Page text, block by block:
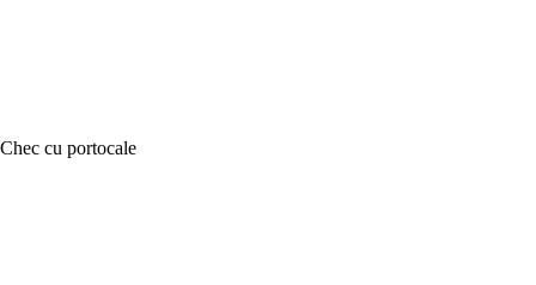
Chec cu portocale